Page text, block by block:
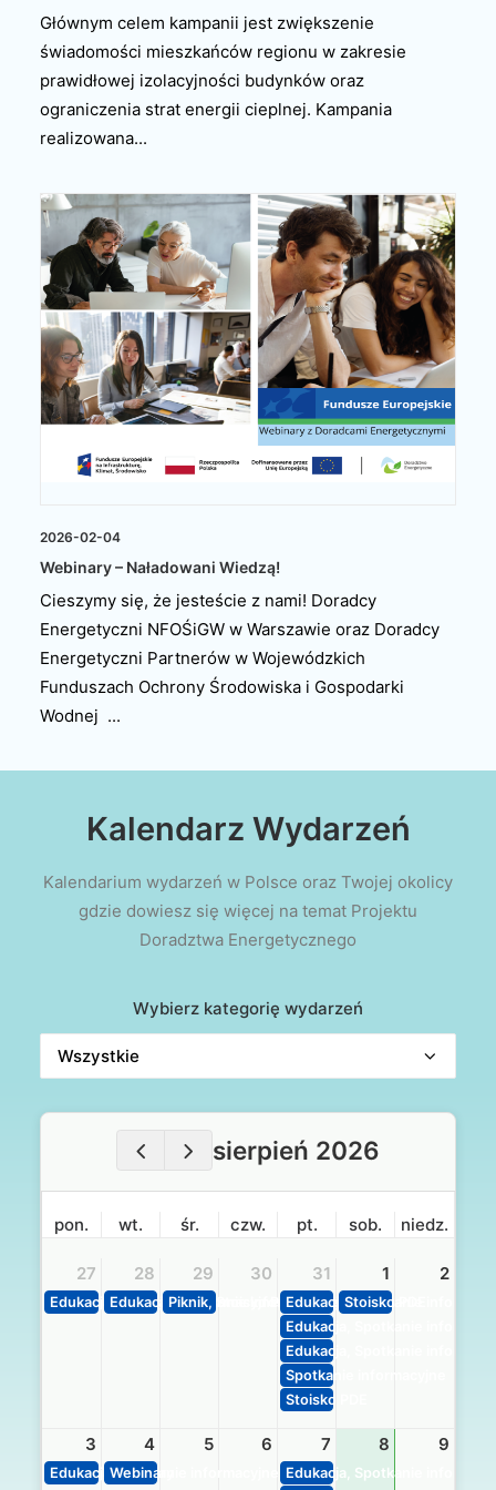
Głównym celem kampanii jest zwiększenie
świadomości mieszkańców regionu w zakresie
prawidłowej izolacyjności budynków oraz
ograniczenia strat energii cieplnej. Kampania
realizowana...
2026-02-04
Webinary – Naładowani Wiedzą!
Cieszymy się, że jesteście z nami! Doradcy
Energetyczni NFOŚiGW w Warszawie oraz Doradcy
Energetyczni Partnerów w Wojewódzkich
Funduszach Ochrony Środowiska i Gospodarki
Wodnej ...
Kalendarz Wydarzeń
Kalendarium wydarzeń w Polsce oraz Twojej okolicy
gdzie dowiesz się więcej na temat Projektu
Doradztwa Energetycznego
Wybierz kategorię wydarzeń
sierpień 2026
pon. wt. śr. czw. pt. sob. niedz.
27
Edukacja, Spotkanie informacyjne
28
Edukacja, Spotkanie informacyjne
29
Piknik, Stoisko PDE
30 31
Edukacja, Spotkanie
Edukacja, Spotkanie
Edukacja, Spotkanie
Spotkanie informacyjne
Stoisko PDE
1
Stoisko PDE
2
3
Edukacja, Spotkanie informacyjne
4
Webinary
5 6 7
Edukacja, Spotkanie
8 9